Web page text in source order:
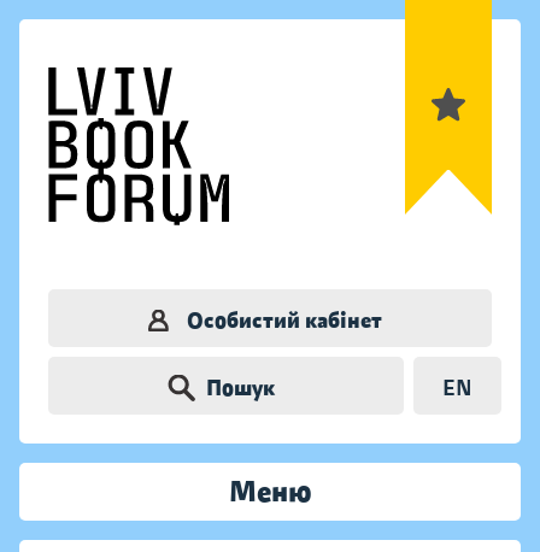
Особистий кабінет
Пошук EN
Меню